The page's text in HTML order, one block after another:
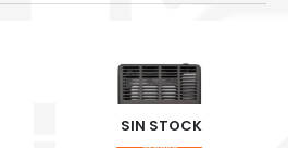
SIN STOCK